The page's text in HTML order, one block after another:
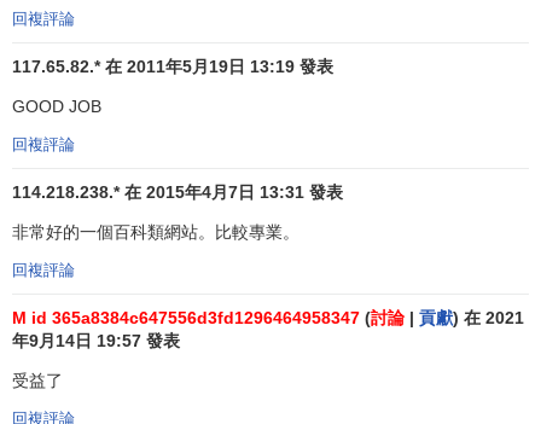
(9)處在下跌途中出現縮量，同時沒有出現過大幅下挫的
(11)過去沒有
(12)成交量沒有放大。
(13) K線不夠完善。
炒作垃圾股的準則
炒作垃圾股的準則1：重點看垃圾股有沒有被“
回複評論
117.65.82.* 在 2011年5月19日 13:19 發表
GOOD JOB
回複評論
114.218.238.* 在 2015年4月7日 13:31 發表
非常好的一個百科類網站。比較專業。
回複評論
M id 365a8384c647556d3fd1296464958347 (討論 | 貢獻) 在 2021
年9月14日 19:57 發表
受益了
回複評論